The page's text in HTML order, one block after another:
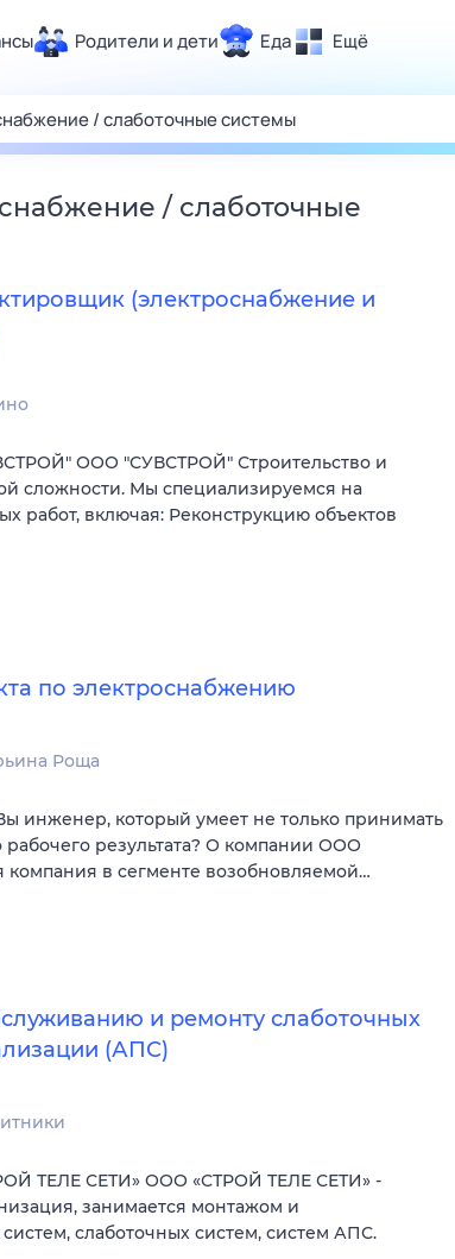
Родители и дети Еда Ещё
Здоровье
Развлечения и отдых
Спорт
Авто
/ слаботочные
(электроснабжение и
ООО "СУВСТРОЙ" Строительство и
сложности. Мы специализируемся на
работ, включая: Реконструкцию объектов
по электроснабжению
Роща
инженер, который умеет не только принимать
результата? О компании ООО
в сегменте возобновляемой…
и ремонту слаботочных
(АПС)
ТЕЛЕ СЕТИ» ООО «СТРОЙ ТЕЛЕ СЕТИ» -
занимается монтажом и
слаботочных систем, систем АПС.